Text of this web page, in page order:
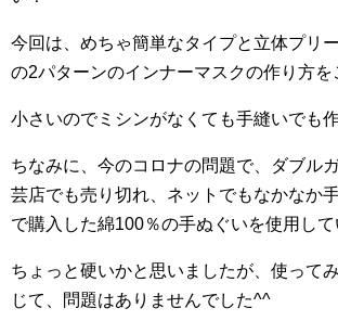
今回は、めちゃ簡単なタイプと立体プリ
の2パターンのインナーマスクの作り方を
小さいのでミシンがなくても手縫いでも
ちなみに、今のコロナの問題で、ダブル
芸店でも売り切れ、ネットでもなかなか
で購入した綿100％の手ぬぐいを使用して
ちょっと硬いかと思いましたが、使って
じて、問題はありませんでした^^